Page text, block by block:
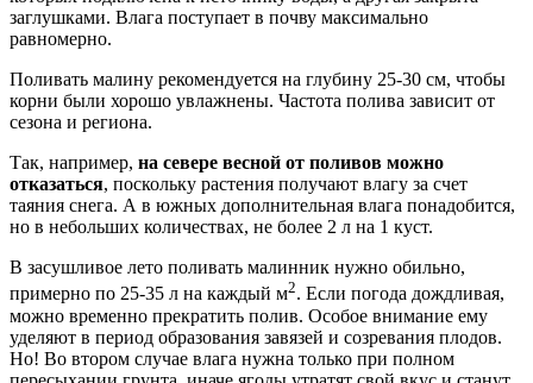
заглушками. Влага поступает в почву максимально
равномерно.
Поливать малину рекомендуется на глубину 25-30 см, чтобы
корни были хорошо увлажнены. Частота полива зависит от
сезона и региона.
Так, например, на севере весной от поливов можно
отказаться, поскольку растения получают влагу за счет
таяния снега. А в южных дополнительная влага понадобится,
но в небольших количествах, не более 2 л на 1 куст.
В засушливое лето поливать малинник нужно обильно,
примерно по 25-35 л на каждый м2. Если погода дождливая,
можно временно прекратить полив. Особое внимание ему
уделяют в период образования завязей и созревания плодов.
Но! Во втором случае влага нужна только при полном